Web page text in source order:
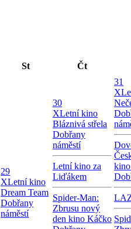
St Čt
29
XLetní kino
Dream Team
Dobřany
náměstí
30
XLetní kino
Bláznivá střela
Dobřany
náměstí
Letní kino za
Liďákem
Spider-Man:
Zbrusu nový
den kino Káčko
31
X